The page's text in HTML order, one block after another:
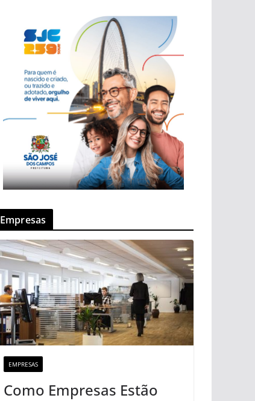
Empresas
EMPRESAS
Como Empresas Estão